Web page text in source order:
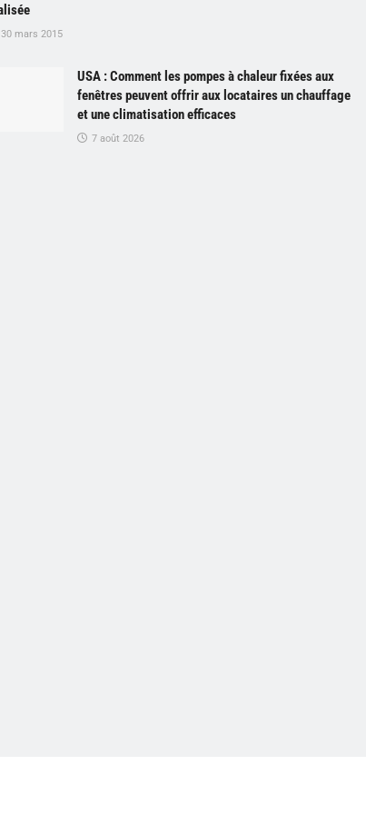
30 mars 2015
USA : Comment les pompes à chaleur fixées aux
fenêtres peuvent offrir aux locataires un chauffage
et une climatisation efficaces
7 août 2026